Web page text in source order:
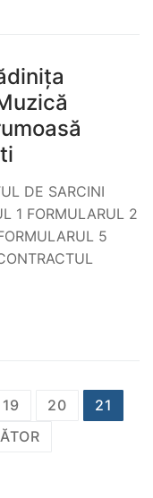
DE SARCINI
1 FORMULARUL 2
5
19 20
21